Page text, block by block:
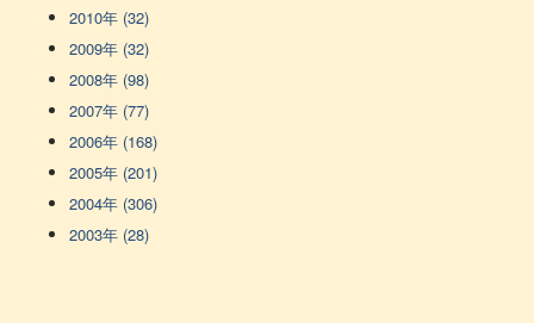
2010年 (32)
2009年 (32)
2008年 (98)
2007年 (77)
2006年 (168)
2005年 (201)
2004年 (306)
2003年 (28)